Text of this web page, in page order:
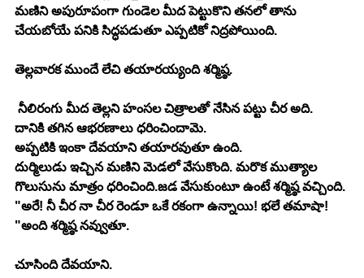
మణిని అపురూపంగా గుండెల మీద పెట్టుకొని తనలో తాను
చేయబోయే పనికి సిద్ధపడుతూ ఎప్పటికో నిద్రపోయింది.
తెల్లవారక ముందే లేచి తయారయ్యంది శర్మిష్ఠ.
నీలిరంగు మీద తెల్లని హంసల చిత్రాలతో నేసిన పట్టు చీర అది.
దానికి తగిన ఆభరణాలు ధరించిందామె.
అప్పటికి ఇంకా దేవయాని తయారవుతూ ఉంది.
దుర్మిలుడు ఇచ్చిన మణిని మెడలో వేసుకొంది. మరొక ముత్యాల
గొలుసును మాత్రం ధరించింది.జడ వేసుకుంటూ ఉంటే శర్మిష్ఠ వచ్చింది.
"అరే! నీ చీర నా చీర రెండూ ఒకే రకంగా ఉన్నాయి! భలే తమాషా!
"అంది శర్మిష్ఠ నవ్వుతూ.
చూసింది దేవయాని.